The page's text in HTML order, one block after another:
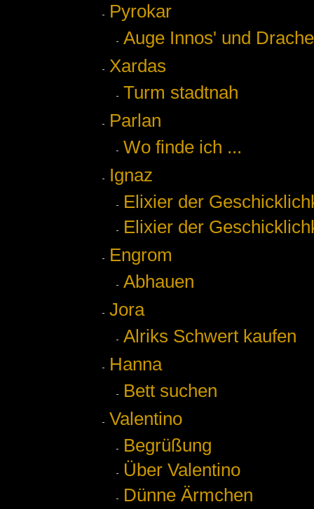
Pyrokar
Auge Innos' und
Xardas
Turm stadtnah
Parlan
Wo finde ich ...
Ignaz
Elixier der
Elixier der
Engrom
Abhauen
Jora
Alriks Schwert kaufen
Hanna
Bett suchen
Valentino
Begrüßung
Über Valentino
Dünne Ärmchen